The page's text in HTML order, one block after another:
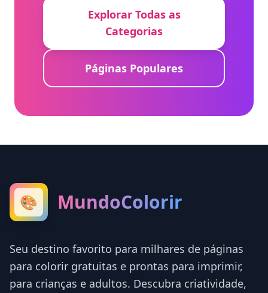
Explorar Todas as
Categorias
Páginas Populares
🎨 MundoColorir
Seu destino favorito para milhares de páginas
para colorir gratuitas e prontas para imprimir,
para crianças e adultos. Descubra criatividade,